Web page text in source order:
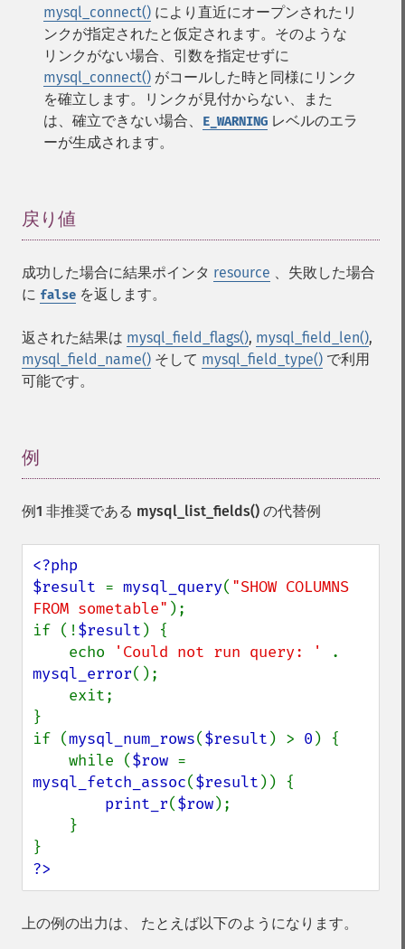
mysql_connect() により直近にオープンされたリ
ンクが指定されたと仮定されます。そのような
リンクがない場合、引数を指定せずに
mysql_connect() がコールした時と同様にリンク
を確立します。リンクが見付からない、また
は、確立できない場合、
E_WARNING レベルのエラ
ーが生成されます。
戻り値
成功した場合に結果ポインタ resource 、失敗した場合
に false を返します。
返された結果は mysql_field_flags(), mysql_field_len(),
mysql_field_name() そして mysql_field_type() で利用
可能です。
例
例1 非推奨である mysql_list_fields() の代替例
<?php
$result = mysql_query( "SHOW COLUMNS
FROM sometable" );
if (!$result ) {
    echo
'Could not run query: '
mysql_error();
}
if (mysql_num_rows($result ) > 0 ) {
    while (
$row
mysql_fetch_assoc($result )) {
print_r($row);
?>
上の例の出力は、 たとえば以下のようになります。